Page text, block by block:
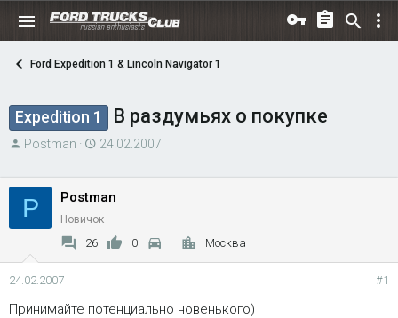
Ford Expedition 1 & Lincoln Navigator 1
Expedition 1 В раздумьях о покупке
А
т
о
р
е
м
Postman
Д
т
а
н
ч
24.02.2007
P Postman
Новичок
26 0 Москва
24.02.2007 #1
Принимайте потенциально новенького)